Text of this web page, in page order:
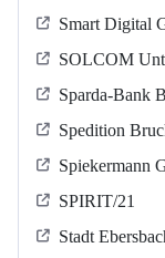
Smart Digital
SOLCOM
Sparda-Bank
Spedition
Spiekermann
SPIRIT/21
Stadt